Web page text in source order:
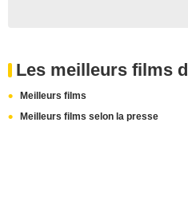
Les meilleurs films
Meilleurs films
Meilleurs films selon la presse